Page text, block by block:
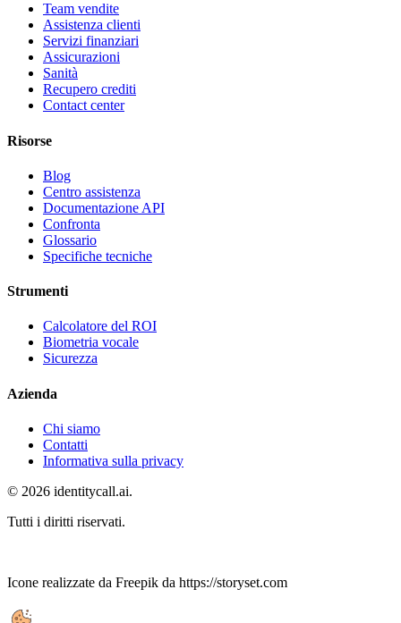
Team vendite
Assistenza clienti
Servizi finanziari
Assicurazioni
Sanità
Recupero crediti
Contact center
Risorse
Blog
Centro assistenza
Documentazione API
Confronta
Glossario
Specifiche tecniche
Strumenti
Calcolatore del ROI
Biometria vocale
Sicurezza
Azienda
Chi siamo
Contatti
Informativa sulla privacy
© 2026 identitycall.ai.
Tutti i diritti riservati.
Icone realizzate da Freepik da https://storyset.com